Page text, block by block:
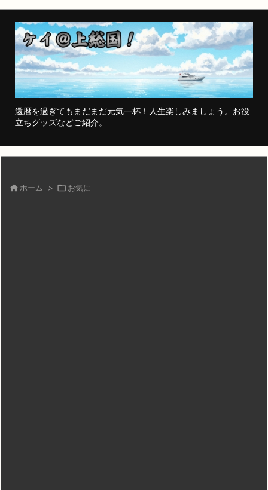
還暦を過ぎてもまだまだ元気一杯！人生楽しみましょう。お役
立ちグッズなどご紹介。
 ホーム > お気に